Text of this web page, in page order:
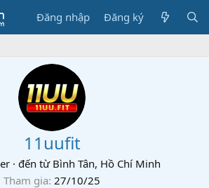
Đăng nhập Đăng ký
11uufit
· đến từ Bình Tân, Hồ Chí Minh
Tham gia 27/10/25